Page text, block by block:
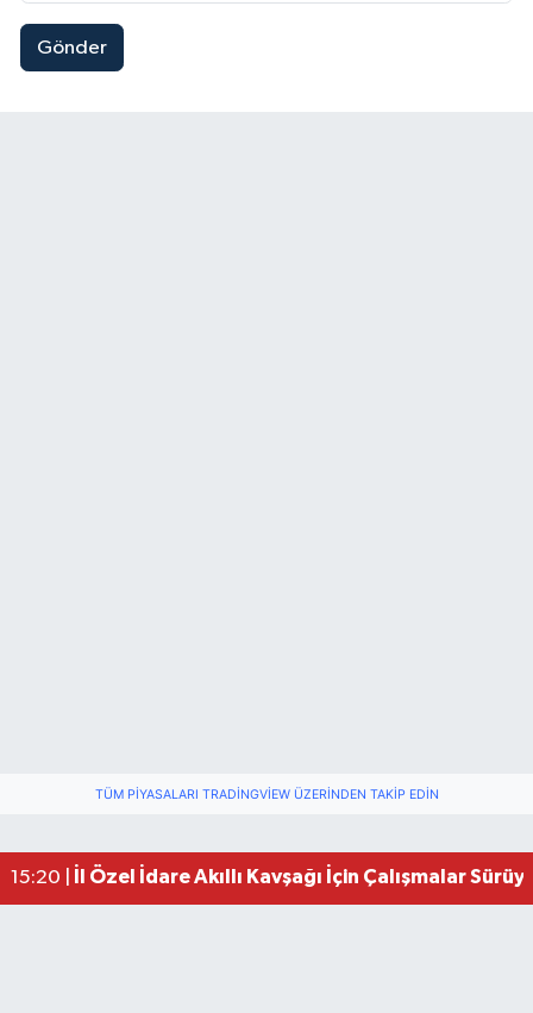
Gönder
TÜM PIYASALARI TRADINGVIEW ÜZERINDEN TAKIP EDIN
15:20 |
İl Özel İdare Akıllı Kavşağı İçin Çalışmalar